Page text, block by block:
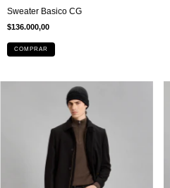
Sweater Basico CG
$136.000,00
COMPRAR